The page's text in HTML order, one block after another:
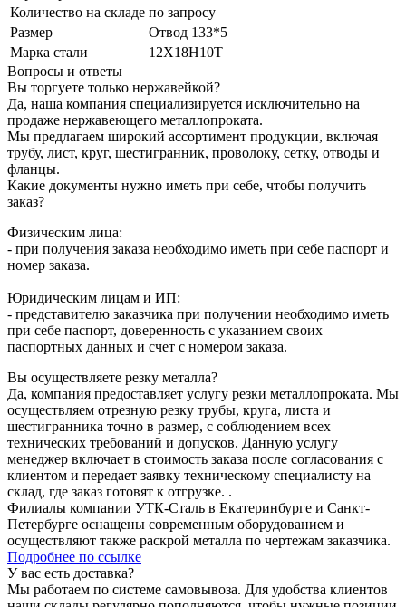
Количество на складе по запросу
Размер
Отвод 133*5
Марка стали
12Х18Н10Т
Вопросы и ответы
Вы торгуете только нержавейкой?
Да, наша компания специализируется исключительно на
продаже нержавеющего металлопроката.
Мы предлагаем широкий ассортимент продукции, включая
трубу, лист, круг, шестигранник, проволоку, сетку, отводы и
фланцы.
Какие документы нужно иметь при себе, чтобы получить
заказ?
Физическим лица:
- при получения заказа необходимо иметь при себе паспорт и
номер заказа.
Юридическим лицам и ИП:
- представителю заказчика при получении необходимо иметь
при себе паспорт, доверенность с указанием своих
паспортных данных и счет с номером заказа.
Вы осуществляете резку металла?
Да, компания предоставляет услугу резки металлопроката. Мы
осуществляем отрезную резку трубы, круга, листа и
шестигранника точно в размер, с соблюдением всех
технических требований и допусков. Данную услугу
менеджер включает в стоимость заказа после согласования с
клиентом и передает заявку техническому специалисту на
склад, где заказ готовят к отгрузке. .
Филиалы компании УТК-Сталь в Екатеринбурге и Санкт-
Петербурге оснащены современным оборудованием и
осуществляют также раскрой металла по чертежам заказчика.
Подробнее по ссылке
У вас есть доставка?
Мы работаем по системе самовывоза. Для удобства клиентов